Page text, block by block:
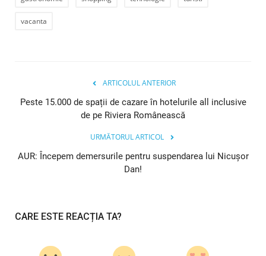
vacanta
ARTICOLUL ANTERIOR
Peste 15.000 de spații de cazare în hotelurile all inclusive
de pe Riviera Românească
URMĂTORUL ARTICOL
AUR: Începem demersurile pentru suspendarea lui Nicușor
Dan!
CARE ESTE REACȚIA TA?